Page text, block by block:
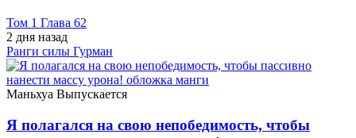
Том 1 Глава 62
2 дня назад
Ранги силы Гурман
Маньхуа Выпускается
Я полагался на свою непобедимость, чтобы